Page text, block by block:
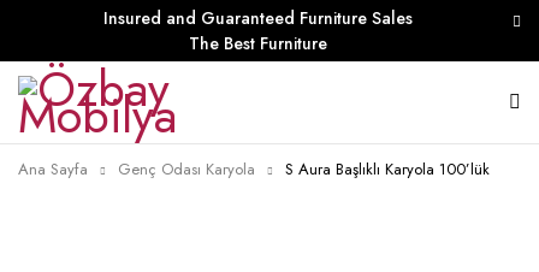
Insured and Guaranteed Furniture Sales
The Best Furniture
Ana Sayfa Genç Odası Karyola S Aura Başlıklı Karyola 100’lük